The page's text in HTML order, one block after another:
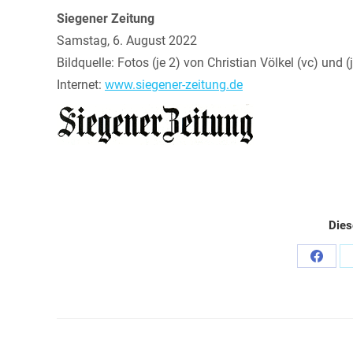
Siegener Zeitung
Samstag, 6. August 2022
Bildquelle: Fotos (je 2) von Christian Völkel (vc) und
Internet: www.siegener-zeitung.de
Share